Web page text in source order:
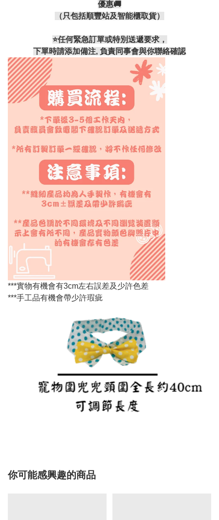
優惠🚚
（只包括順豐站及智能櫃取貨）
⭐️任何緊急訂單或特別送遞要求，
下單時請添加備注, 負責同事會與你聯絡確認
***實物有機會有3cm左右誤差及少許色差
***手工品有機會帶少許瑕疵
你可能感興趣的商品